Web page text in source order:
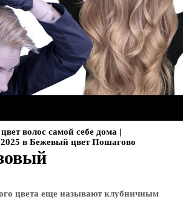
волос самой себе дома |
в Бежевый цвет Пошагово
цвета еще называют клубничным